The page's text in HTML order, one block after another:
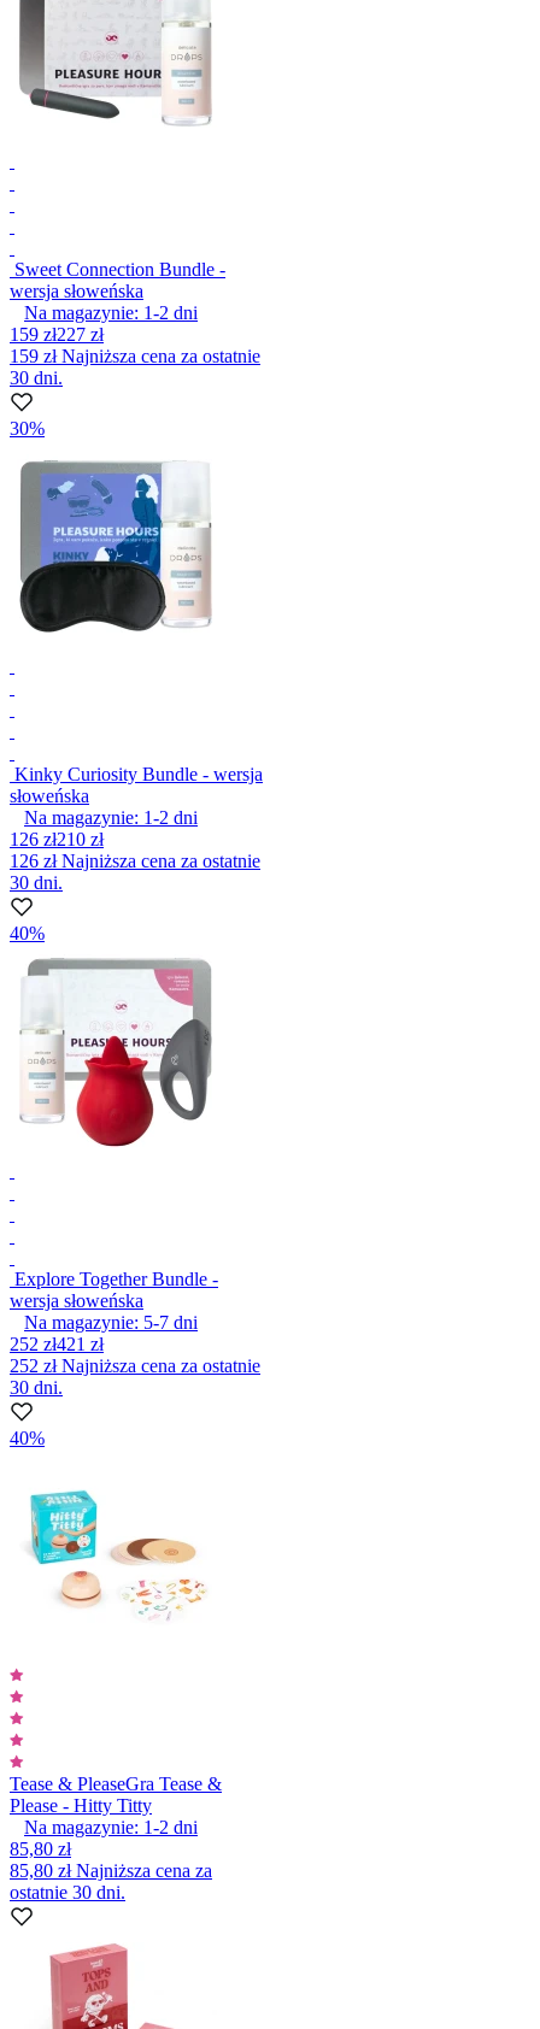
Sweet Connection Bundle -
wersja słoweńska
Na magazynie: 1-2 dni
159 zł227 zł
159 złNajniższa cena za ostatnie
30 dni.
30%
Kinky Curiosity Bundle - wersja
słoweńska
Na magazynie: 1-2 dni
126 zł210 zł
126 złNajniższa cena za ostatnie
30 dni.
40%
Explore Together Bundle -
wersja słoweńska
Na magazynie: 5-7 dni
252 zł421 zł
252 złNajniższa cena za ostatnie
30 dni.
40%
Tease & PleaseGra Tease &
Please - Hitty Titty
Na magazynie: 1-2 dni
85,80 zł
85,80 złNajniższa cena za
ostatnie 30 dni.